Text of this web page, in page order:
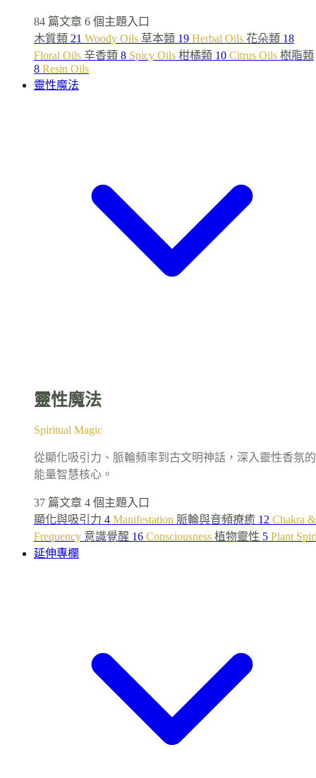
84 篇文章 6 個主題入口
木質類 21 Woody Oils 草本類 19 Herbal Oils 花朵類 18
Floral Oils 辛香類 8 Spicy Oils 柑橘類 10 Citrus Oils 樹脂類
8 Resin Oils
靈性魔法
靈性魔法
Spiritual Magic
從顯化吸引力、脈輪頻率到古文明神話，深入靈性香氛的
能量智慧核心。
37 篇文章 4 個主題入口
顯化與吸引力 4 Manifestation 脈輪與音頻療癒 12 Chakra &
Frequency 意識覺醒 16 Consciousness 植物靈性 5 Plant
延伸專欄